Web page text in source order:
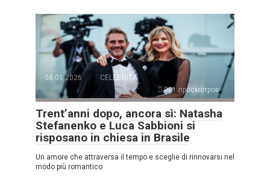
08.01.2026
CELEBRITÀ
961 просмотров
Trent’anni dopo, ancora sì: Natasha
Stefanenko e Luca Sabbioni si
risposano in chiesa in Brasile
Un amore che attraversa il tempo e sceglie di rinnovarsi nel
modo più romantico